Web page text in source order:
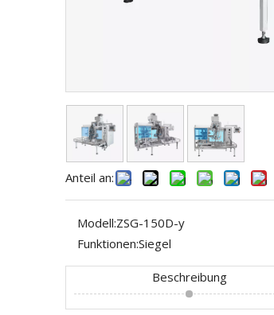
Anteil an:
Modell:ZSG-150D-y
Funktionen:Siegel
Beschreibung